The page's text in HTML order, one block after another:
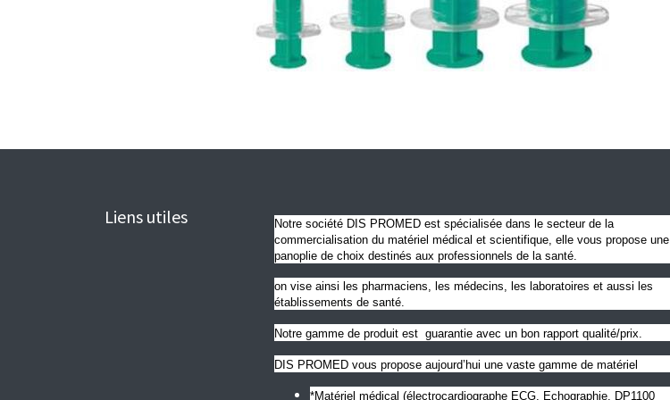
Liens utiles
Notre société DIS PROMED est spécialisée dans le secteur de la
commercialisation du matériel médical et scientifique, elle vous propose une
panoplie de choix destinés aux professionnels de la santé.
on vise ainsi les pharmaciens, les médecins, les laboratoires et aussi les
établissements de santé.
Notre gamme de produit est guarantie avec un bon rapport qualité/prix.
DIS PROMED vous propose aujourd’hui une vaste gamme de matériel
*Matériel médical (électrocardiographe ECG, Echographie, DP1100